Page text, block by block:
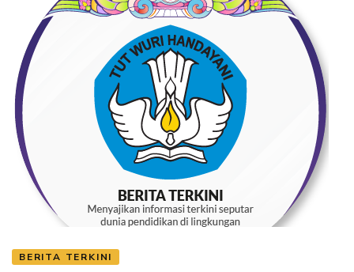
BERITA TERKINI